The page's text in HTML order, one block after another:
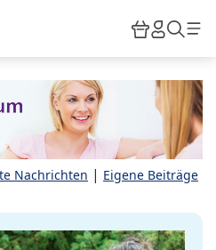
HiPP
Nachrichten | Eigene Beiträge